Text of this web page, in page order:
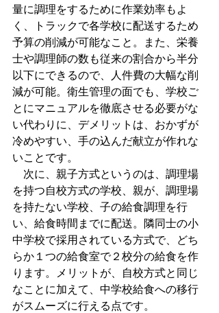
量に調理をするために作業効率もよ
く、トラックで各学校に配送するため
予算の削減が可能なこと。また、栄養
士や調理師の数も従来の割合から半分
以下にできるので、人件費の大幅な削
減が可能。衛生管理の面でも、学校ご
とにマニュアルを徹底させる必要がな
い代わりに、デメリットは、おかずが
冷めやすい、手の込んだ献立が作れな
いことです。
次に、親子方式というのは、調理場
を持つ自校方式の学校、親が、調理場
を持たない学校、子の給食調理を行
い、給食時間までに配送。隣同士の小
中学校で採用されている方式で、どち
らか１つの給食室で２校分の給食を作
ります。メリットが、自校方式と同じ
なことに加えて、中学校給食への移行
がスムーズに行える点です。